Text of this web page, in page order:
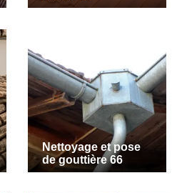
Nettoyage et pose
de gouttière 66